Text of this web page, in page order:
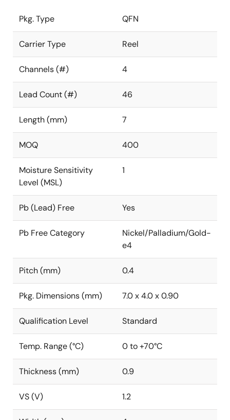
Pkg. Type QFN
Carrier Type Reel
Channels (#) 4
Lead Count (#) 46
Length (mm) 7
MOQ 400
Moisture Sensitivity
Level (MSL)
1
Pb (Lead) Free Yes
Pb Free Category
Nickel/Palladium/Gold-
e4
Pitch (mm) 0.4
Pkg. Dimensions (mm) 7.0 x 4.0 x 0.90
Qualification Level Standard
Temp. Range (°C) 0 to +70°C
Thickness (mm) 0.9
VS (V) 1.2